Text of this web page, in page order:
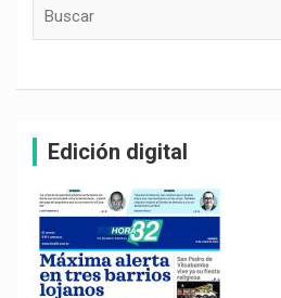
Edición digital